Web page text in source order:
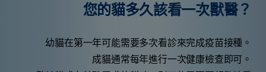
您的貓多久該看一次獸醫？
幼貓在第一年可能需要多次看診來完成疫苗接種。
成貓通常每年進行一次健康檢查即可。